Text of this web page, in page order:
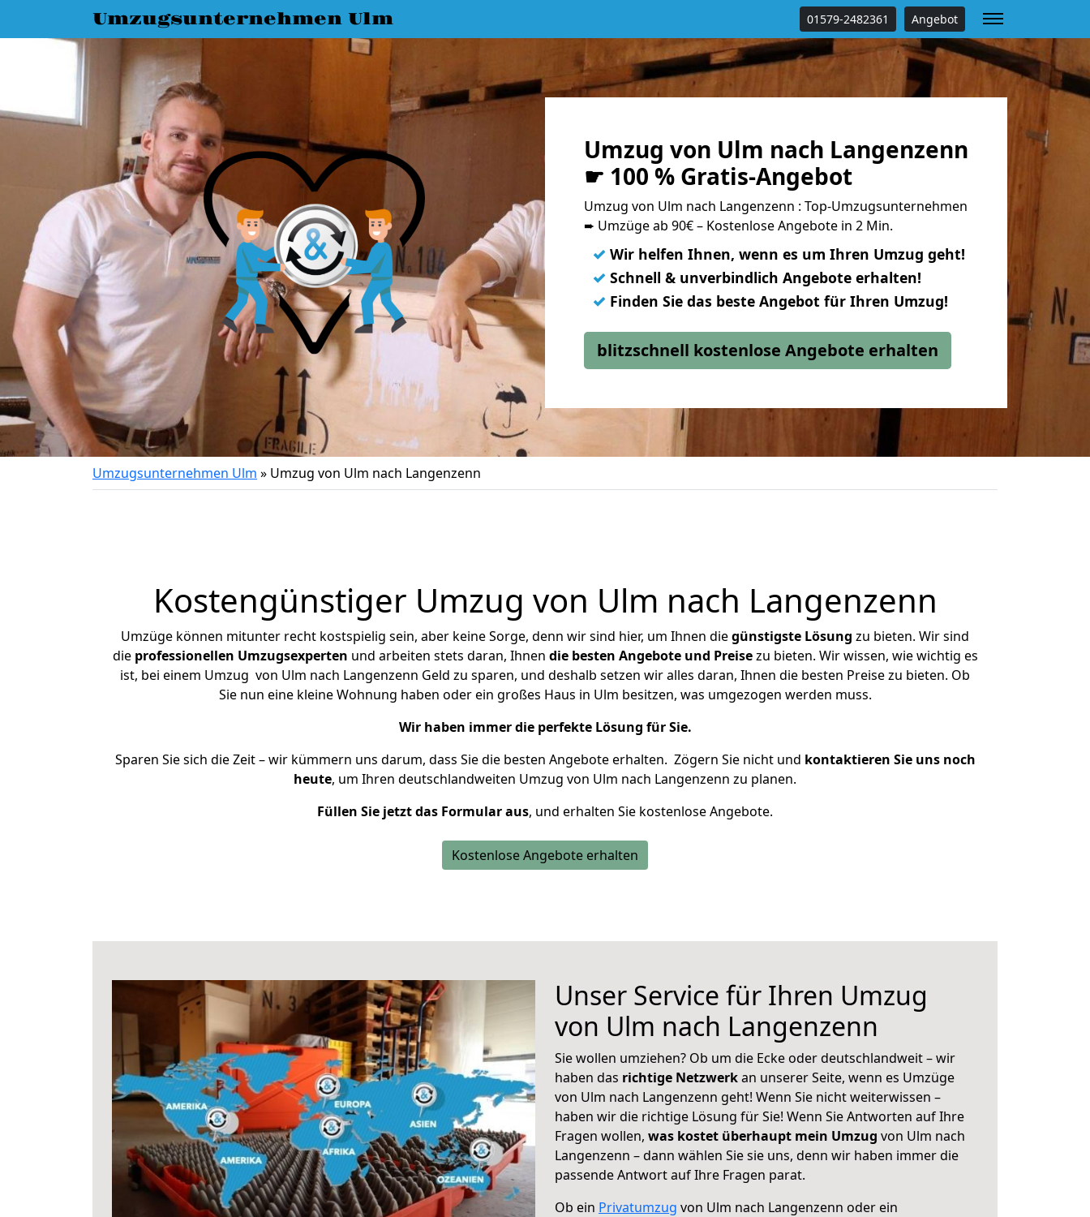
Umzugsunternehmen Ulm 01579-2482361 Angebot
Umzug von Ulm nach Langenzenn
☛ 100 % Gratis-Angebot
Umzug von Ulm nach Langenzenn : Top-Umzugsunternehmen
➨ Umzüge ab 90€ – Kostenlose Angebote in 2 Min.
✓ Wir helfen Ihnen, wenn es um Ihren Umzug geht!
✓ Schnell & unverbindlich Angebote erhalten!
✓ Finden Sie das beste Angebot für Ihren Umzug!
blitzschnell kostenlose Angebote erhalten
Umzugsunternehmen Ulm » Umzug von Ulm nach Langenzenn
Kostengünstiger Umzug von Ulm nach Langenzenn
Umzüge können mitunter recht kostspielig sein, aber keine Sorge, denn wir sind hier, um Ihnen diegünstigste Lösung zu bieten. Wir sind
die professionellen Umzugsexperten und arbeiten stets daran, Ihnen die besten Angebote und Preisezu bieten. Wir wissen, wie wichtig es
ist, bei einem Umzug von Ulm nach Langenzenn Geld zu sparen, und deshalb setzen wir alles daran, Ihnen die besten Preise zu bieten. Ob
Sie nun eine kleine Wohnung haben oder ein großes Haus in Ulm besitzen, was umgezogen werden muss.
Wir haben immer die perfekte Lösung für Sie.
Sparen Sie sich die Zeit – wir kümmern uns darum, dass Sie die besten Angebote erhalten. Zögern Sie nicht und kontaktieren Sie uns noch
heute, um Ihren deutschlandweiten Umzug von Ulm nach Langenzenn zu planen.
Füllen Sie jetzt das Formular aus, und erhalten Sie kostenlose Angebote.
Kostenlose Angebote erhalten
Unser Service für Ihren Umzug
von Ulm nach Langenzenn
Sie wollen umziehen? Ob um die Ecke oder deutschlandweit – wir
haben das richtige Netzwerkan unserer Seite, wenn es Umzüge
von Ulm nach Langenzenn geht! Wenn Sie nicht weiterwissen –
haben wir die richtige Lösung für Sie! Wenn Sie Antworten auf Ihre
Fragen wollen, was kostet überhaupt mein Umzug von Ulm nach
Langenzenn – dann wählen Sie sie uns, denn wir haben immer die
passende Antwort auf Ihre Fragen parat.
Ob ein Privatumzug von Ulm nach Langenzenn oder ein